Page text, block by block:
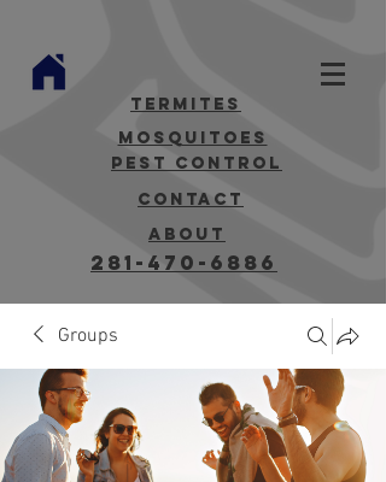
termites
mosquitoes
Pest Control
contact
about
281-470-6886
Groups